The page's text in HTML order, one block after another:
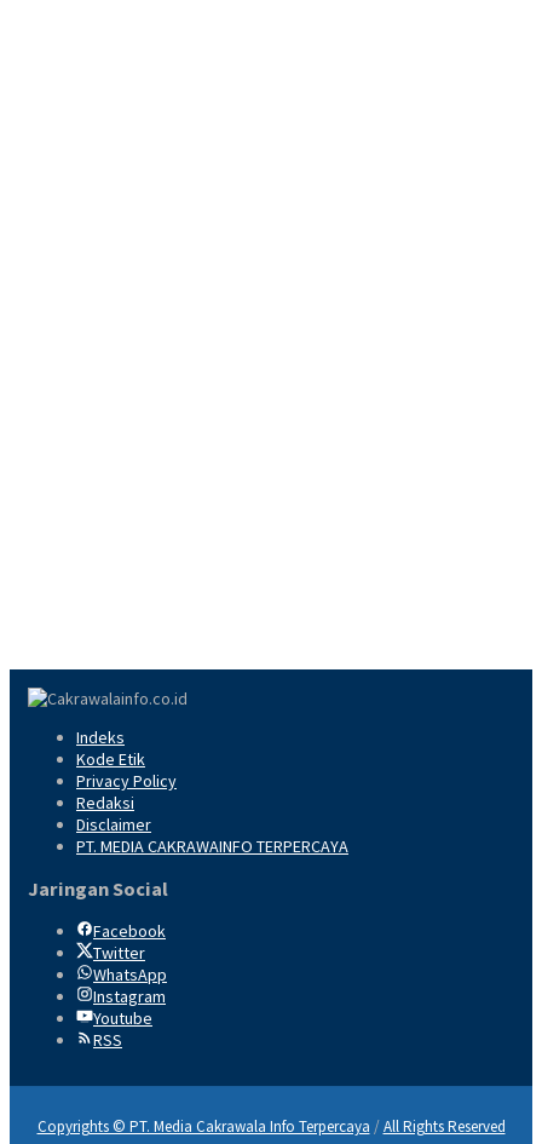
Indeks
Kode Etik
Privacy Policy
Redaksi
Disclaimer
PT. MEDIA CAKRAWAINFO TERPERCAYA
Jaringan Social
Facebook
Twitter
WhatsApp
Instagram
Youtube
RSS
Copyrights © PT. Media Cakrawala Info Terpercaya /All Rights Reserved